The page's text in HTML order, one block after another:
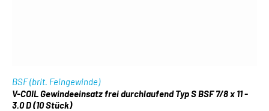
BSF (brit. Feingewinde)
V-COIL Gewindeeinsatz frei durchlaufend Typ S BSF 7/8 x 11 -
3.0 D (10 Stück)